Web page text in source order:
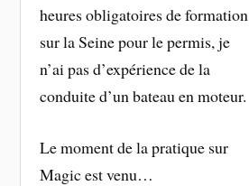
heures obligatoires de formation
sur la Seine pour le permis, je
n’ai pas d’expérience de la
conduite d’un bateau en moteur.
Le moment de la pratique sur
Magic est venu…